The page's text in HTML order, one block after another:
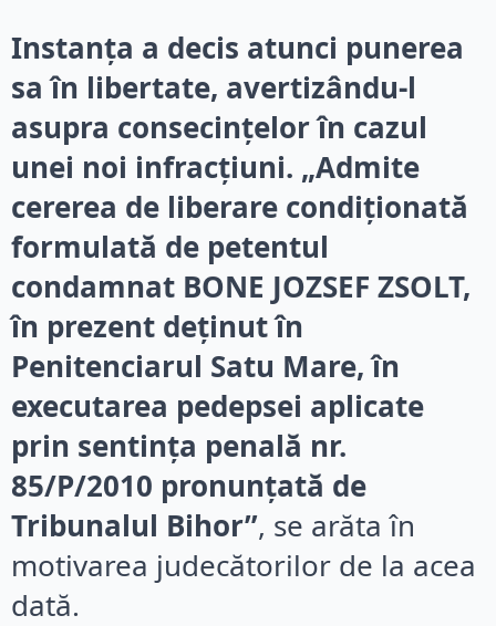
Instanța a decis atunci punerea
sa în libertate, avertizându-l
asupra consecințelor în cazul
unei noi infracțiuni. „Admite
cererea de liberare condiţionată
formulată de petentul
condamnat BONE JOZSEF ZSOLT,
în prezent deţinut în
Penitenciarul Satu Mare, în
executarea pedepsei aplicate
prin sentinţa penală nr.
85/P/2010 pronunţată de
Tribunalul Bihor”, se arăta în
motivarea judecătorilor de la acea
dată.